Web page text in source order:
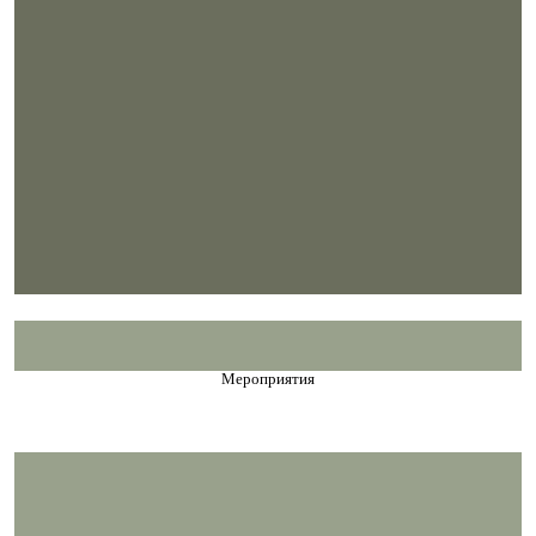
Мероприятия